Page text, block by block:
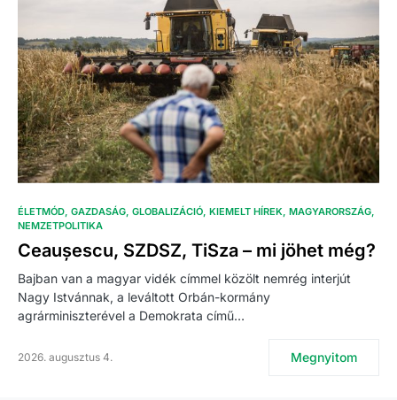
ÉLETMÓD GAZDASÁG GLOBALIZÁCIÓ KIEMELT HÍREK MAGYARORSZÁG
NEMZETPOLITIKA
Ceaușescu, SZDSZ, TiSza – mi jöhet még?
Bajban van a magyar vidék címmel közölt nemrég interjút
Nagy Istvánnak, a leváltott Orbán-kormány
agrárminiszterével a Demokrata című…
2026. augusztus 4. Megnyitom